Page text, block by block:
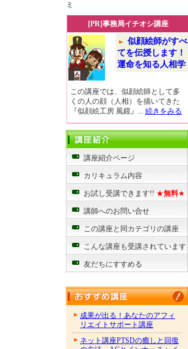
ミ
[PR]事務局イチオシ講座
似顔絵師がすべ
てを伝授します！
運命を知る人相学
この講座では、似顔絵師として多
くの人の顔（人相）を描いてきた
『似顔絵工房 風鏡』... 続きをみる
講座紹介ページ
カリキュラム内容
お試し受講できます!! ★無料★
講師へのお問い合せ
この講座と同カテゴリの講座
こんな講座も受講されています
友だちにすすめる
成果が出る！あなたのアフィ
リエイトサポート講座
ネット講座PTSDの癒しと回復